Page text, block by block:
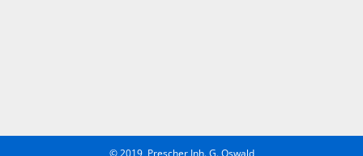
© 2019, Prescher Inh. G. Oswald